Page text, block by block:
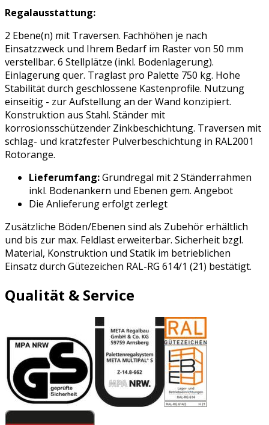
Regalausstattung:
2 Ebene(n) mit Traversen. Fachhöhen je nach
Einsatzzweck und Ihrem Bedarf im Raster von 50 mm
verstellbar. 6 Stellplätze (inkl. Bodenlagerung).
Einlagerung quer. Traglast pro Palette 750 kg. Hohe
Stabilität durch geschlossene Kastenprofile. Nutzung
einseitig - zur Aufstellung an der Wand konzipiert.
Konstruktion aus Stahl. Ständer mit
korrosionsschützender Zinkbeschichtung. Traversen mit
schlag- und kratzfester Pulverbeschichtung in RAL2001
Rotorange.
Lieferumfang:Grundregal mit 2 Ständerrahmen
inkl. Bodenankern und Ebenen gem. Angebot
Die Anlieferung erfolgt zerlegt
Zusätzliche Böden/Ebenen sind als Zubehör erhältlich
und bis zur max. Feldlast erweiterbar. Sicherheit bzgl.
Material, Konstruktion und Statik im betrieblichen
Einsatz durch Gütezeichen RAL-RG 614/1 (21) bestätigt.
Qualität & Service